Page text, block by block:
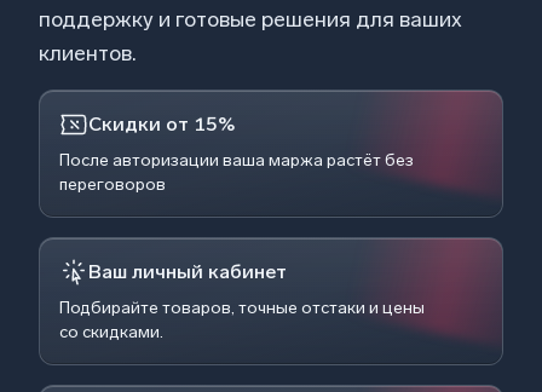
поддержку и готовые решения для ваших
клиентов.
Скидки от 15%
После авторизации ваша маржа растёт без
переговоров
Ваш личный кабинет
Подбирайте товаров, точные отстаки и цены
со скидками.